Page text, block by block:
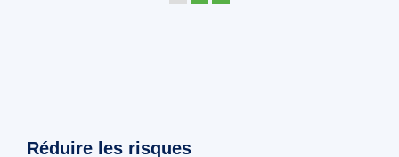
Réduire les risques